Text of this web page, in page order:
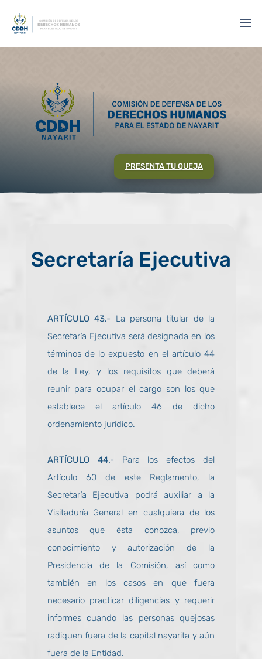
PRESENTA TU QUEJA
Secretaría Ejecutiva
ARTÍCULO 43.- La persona titular de la
Secretaría Ejecutiva será designada en los
términos de lo expuesto en el artículo 44
de la Ley, y los requisitos que deberá
reunir para ocupar el cargo son los que
establece el artículo 46 de dicho
ordenamiento jurídico.
ARTÍCULO 44.-Para los efectos del
Artículo 60 de este Reglamento, la
Secretaría Ejecutiva podrá auxiliar a la
Visitaduría General en cualquiera de los
asuntos que ésta conozca, previo
conocimiento y autorización de la
Presidencia de la Comisión, así como
también en los casos en que fuera
necesario practicar diligencias y requerir
informes cuando las personas quejosas
radiquen fuera de la capital nayarita y aún
fuera de la Entidad.